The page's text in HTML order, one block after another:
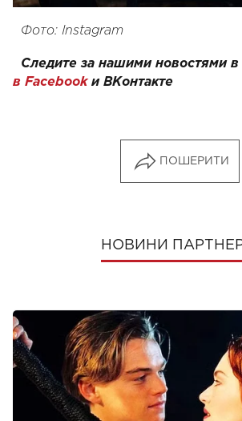
Фото: Instagram
Следите за нашими новостями в
в Facebookи ВКонтакте
ПОШЕРИТИ
НОВИНИ